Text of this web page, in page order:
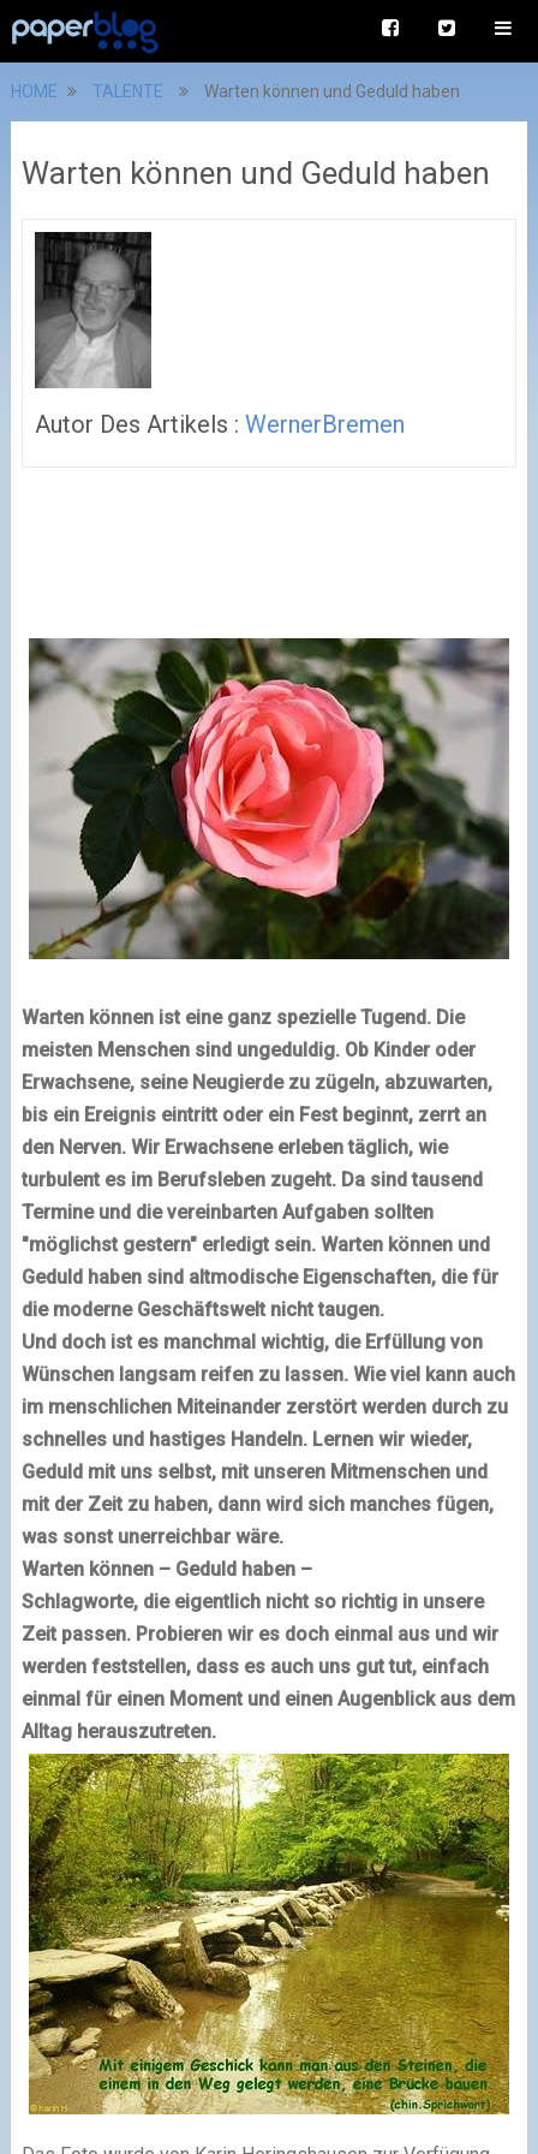
HOME TALENTE Warten können und Geduld haben
Warten können und Geduld haben
Autor Des Artikels : WernerBremen
Warten können ist eine ganz spezielle Tugend. Die
meisten Menschen sind ungeduldig. Ob Kinder oder
Erwachsene, seine Neugierde zu zügeln, abzuwarten,
bis ein Ereignis eintritt oder ein Fest beginnt, zerrt an
den Nerven. Wir Erwachsene erleben täglich, wie
turbulent es im Berufsleben zugeht. Da sind tausend
Termine und die vereinbarten Aufgaben sollten
"möglichst gestern" erledigt sein. Warten können und
Geduld haben sind altmodische Eigenschaften, die für
die moderne Geschäftswelt nicht taugen.
Und doch ist es manchmal wichtig, die Erfüllung von
Wünschen langsam reifen zu lassen. Wie viel kann auch
im menschlichen Miteinander zerstört werden durch zu
schnelles und hastiges Handeln. Lernen wir wieder,
Geduld mit uns selbst, mit unseren Mitmenschen und
mit der Zeit zu haben, dann wird sich manches fügen,
was sonst unerreichbar wäre.
Warten können – Geduld haben –
Schlagworte, die eigentlich nicht so richtig in unsere
Zeit passen. Probieren wir es doch einmal aus und wir
werden feststellen, dass es auch uns gut tut, einfach
einmal für einen Moment und einen Augenblick aus dem
Alltag herauszutreten.